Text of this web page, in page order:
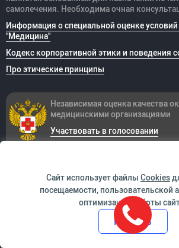
самолечения. Необходима очная
Информация о специальной оценке
"Медицина"
Кодекс корпоративной этики и поведения
Про этические принципы
Независимая оценка качества
медицинскими организациями
Участвовать в голосовании
Сайт использует файлы Cookies
посещаемости, пользовательской
оптимизации работы
Принять